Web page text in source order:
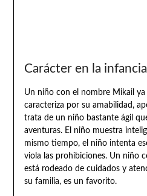
Carácter en la
Un niño con el nombre Mikail ya
caracteriza por su amabilidad,
trata de un niño bastante ágil
aventuras. El niño muestra
mismo tiempo, el niño intenta
viola las prohibiciones. Un niño
está rodeado de cuidados y
su familia, es un favorito.